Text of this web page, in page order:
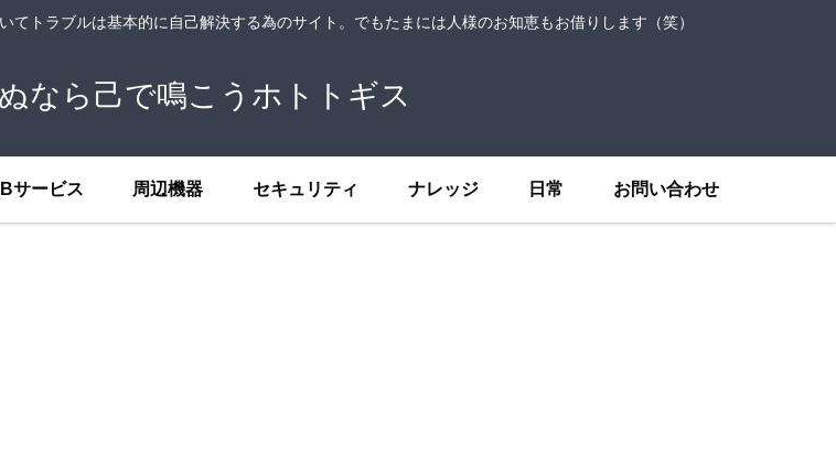
トラブルは基本的に自己解決する為のサイト。でもたまには人様のお知恵もお借りします（笑）
なら己で鳴こうホトトギス
サービス 周辺機器 セキュリティ ナレッジ 日常 お問い合わせ